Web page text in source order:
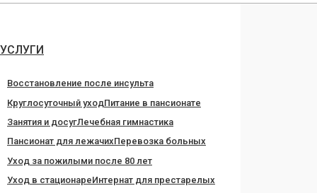
Перейти
содержанию
УСЛУГИ
Восстановление после инсульта
Круглосуточный уходПитание в пансионате
Занятия и досугЛечебная гимнастика
Пансионат для лежачихПеревозка больных
Уход за пожилыми после 80 лет
Уход в стационареИнтернат для престарелых